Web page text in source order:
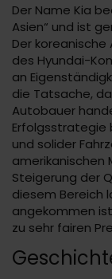
Der Name Kia
Asien“ und ist
Der
des Hyundai-
an
die Tatsache,
Autobauer
Erfolgsstrategie
und solider
amerikanischen
Steigerung der
diesem Bereich
angekommen
zu sehr fairen